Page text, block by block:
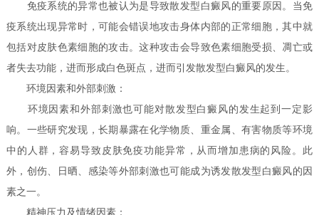
免疫系统的异常也被认为是导致散发型白癜风的重要原因。当免
疫系统出现异常时，可能会错误地攻击身体内部的正常细胞，其中就
包括对皮肤色素细胞的攻击。这种攻击会导致色素细胞受损、凋亡或
者失去功能，进而形成白色斑点，进而引发散发型白癜风的发生。
环境因素和外部刺激：
环境因素和外部刺激也可能对散发型白癜风的发生起到一定影
响。一些研究发现，长期暴露在化学物质、重金属、有害物质等环境
中的人群，容易导致皮肤免疫功能异常，从而增加患病的风险。此
外，创伤、日晒、感染等外部刺激也可能成为诱发散发型白癜风的因
素之一。
精神压力及情绪因素：